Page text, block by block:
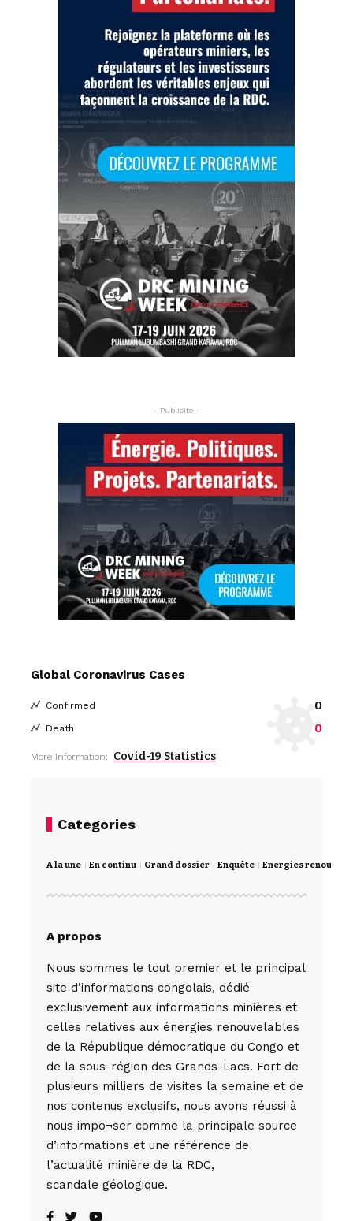
- Publicite -
Global Coronavirus Cases
Confirmed 0
Death 0
More Information: Covid-19 Statistics
Categories
A la une En continu Grand dossier Enquête Energies
A propos
Nous sommes le tout premier et le principal
site d’informations congolais, dédié
exclusivement aux informations minières et
celles relatives aux énergies renouvelables
de la République démocratique du Congo et
de la sous-région des Grands-Lacs. Fort de
plusieurs milliers de visites la semaine et de
nos contenus exclusifs, nous avons réussi à
nous impo¬ser comme la principale source
d’informations et une référence de
l’actualité minière de la RDC,
scandale géologique.